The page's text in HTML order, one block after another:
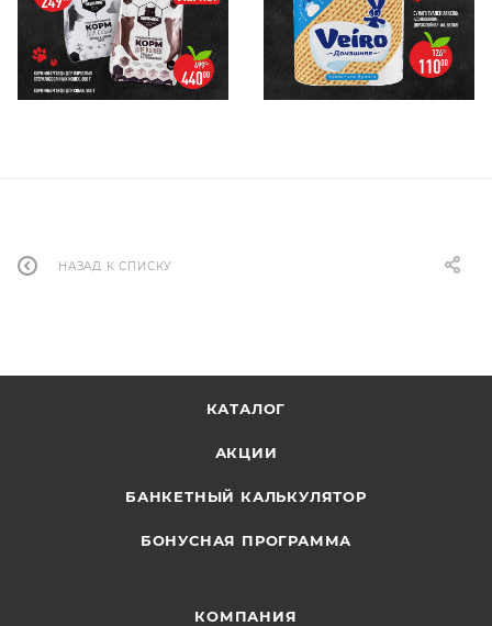
НАЗАД К СПИСКУ
КАТАЛОГ
АКЦИИ
БАНКЕТНЫЙ КАЛЬКУЛЯТОР
БОНУСНАЯ ПРОГРАММА
КОМПАНИЯ